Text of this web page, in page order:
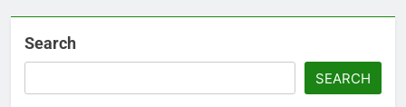
Search
SEARCH